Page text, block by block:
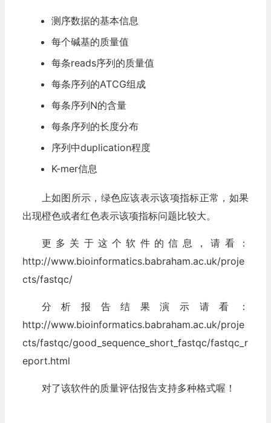
测序数据的基本信息
每个碱基的质量值
每条reads序列的质量值
每条序列的ATCG组成
每条序列N的含量
每条序列的长度分布
序列中duplication程度
K-mer信息
上如图所示，绿色应该表示该项指标正常，如果
出现橙色或者红色表示该项指标问题比较大。
更多关于这个软件的信息，请看：
http://www.bioinformatics.babraham.ac.uk/proje
cts/fastqc/
分析报告结果演示请看：
http://www.bioinformatics.babraham.ac.uk/proje
cts/fastqc/good_sequence_short_fastqc/fastqc_r
eport.html
对了该软件的质量评估报告支持多种格式喔！